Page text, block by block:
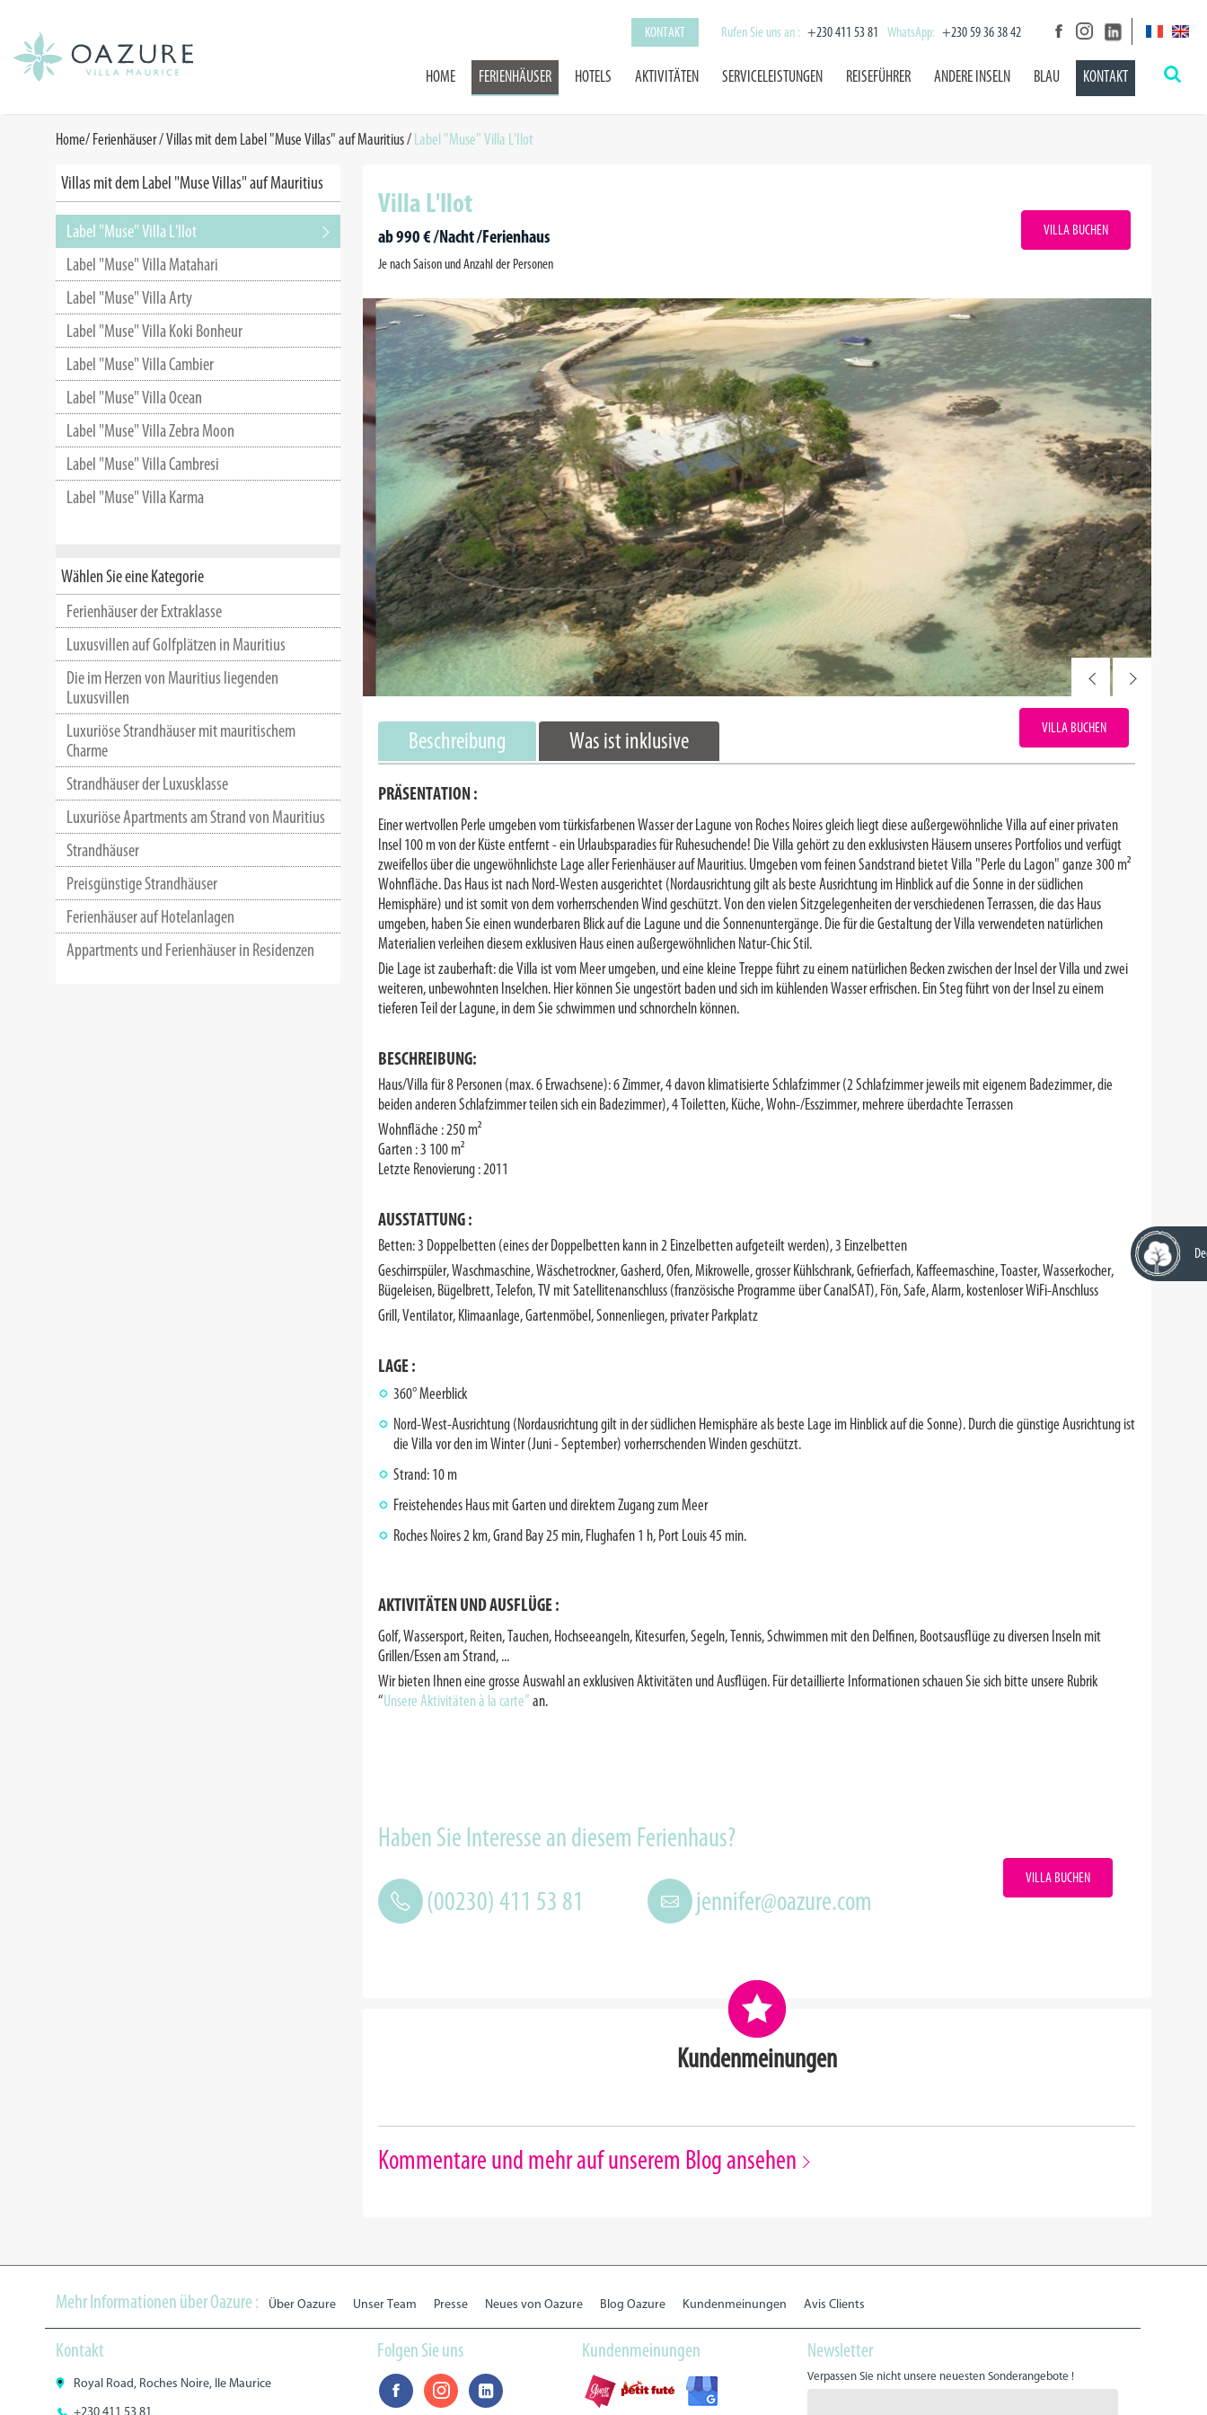
KONTAKT Rufen Sie uns an : +230 411 53 81 WhatsApp: +230 59 36 38 42
HOME FERIENHÄUSER HOTELS AKTIVITÄTEN SERVICELEISTUNGEN REISEFÜHRER ANDERE INSELN BLAU KONTAKT
Home/Ferienhäuser/Villas mit dem Label "Muse Villas" auf Mauritius/Label "Muse" Villa L'Ilot
Villas mit dem Label "Muse Villas" auf Mauritius
Label "Muse" Villa L'Ilot
Label "Muse" Villa Matahari
Label "Muse" Villa Arty
Label "Muse" Villa Koki Bonheur
Label "Muse" Villa Cambier
Label "Muse" Villa Ocean
Label "Muse" Villa Zebra Moon
Label "Muse" Villa Cambresi
Label "Muse" Villa Karma
Wählen Sie eine Kategorie
Ferienhäuser der Extraklasse
Luxusvillen auf Golfplätzen in Mauritius
Die im Herzen von Mauritius liegenden
Luxusvillen
Luxuriöse Strandhäuser mit mauritischem
Charme
Strandhäuser der Luxusklasse
Luxuriöse Apartments am Strand von Mauritius
Strandhäuser
Preisgünstige Strandhäuser
Ferienhäuser auf Hotelanlagen
Appartments und Ferienhäuser in Residenzen
Villa L'Ilot
ab 990 € /Nacht /Ferienhaus
Je nach Saison und Anzahl der Personen
VILLA BUCHEN
Beschreibung Was ist inklusive VILLA BUCHEN
PRÄSENTATION :
Einer wertvollen Perle umgeben vom türkisfarbenen Wasser der Lagune von Roches Noires gleich liegt diese außergewöhnliche Villa auf einer privaten
Insel 100 m von der Küste entfernt - ein Urlaubsparadies für Ruhesuchende! Die Villa gehört zu den exklusivsten Häusern unseres Portfolios und verfügt
zweifellos über die ungewöhnlichste Lage aller Ferienhäuser auf Mauritius. Umgeben vom feinen Sandstrand bietet Villa "Perle du Lagon" ganze 300 m²
Wohnfläche. Das Haus ist nach Nord-Westen ausgerichtet (Nordausrichtung gilt als beste Ausrichtung im Hinblick auf die Sonne in der südlichen
Hemisphäre) und ist somit von dem vorherrschenden Wind geschützt. Von den vielen Sitzgelegenheiten der verschiedenen Terrassen, die das Haus
umgeben, haben Sie einen wunderbaren Blick auf die Lagune und die Sonnenuntergänge. Die für die Gestaltung der Villa verwendeten natürlichen
Materialien verleihen diesem exklusiven Haus einen außergewöhnlichen Natur-Chic Stil.
Die Lage ist zauberhaft: die Villa ist vom Meer umgeben, und eine kleine Treppe führt zu einem natürlichen Becken zwischen der Insel der Villa und zwei
weiteren, unbewohnten Inselchen. Hier können Sie ungestört baden und sich im kühlenden Wasser erfrischen. Ein Steg führt von der Insel zu einem
tieferen Teil der Lagune, in dem Sie schwimmen und schnorcheln können.
BESCHREIBUNG:
Haus/Villa für 8 Personen (max. 6 Erwachsene): 6 Zimmer, 4 davon klimatisierte Schlafzimmer (2 Schlafzimmer jeweils mit eigenem Badezimmer, die
beiden anderen Schlafzimmer teilen sich ein Badezimmer), 4 Toiletten, Küche, Wohn-/Esszimmer, mehrere überdachte Terrassen
Wohnfläche : 250 m²
Garten : 3 100 m²
Letzte Renovierung : 2011
AUSSTATTUNG :
Betten: 3 Doppelbetten (eines der Doppelbetten kann in 2 Einzelbetten aufgeteilt werden), 3 Einzelbetten
Geschirrspüler, Waschmaschine, Wäschetrockner, Gasherd, Ofen, Mikrowelle, grosser Kühlschrank, Gefrierfach, Kaffeemaschine, Toaster, Wasserkocher,
Bügeleisen, Bügelbrett, Telefon, TV mit Satellitenanschluss (französische Programme über CanalSAT), Fön, Safe, Alarm, kostenloser WiFi-Anschluss
Grill, Ventilator, Klimaanlage, Gartenmöbel, Sonnenliegen, privater Parkplatz
LAGE :
360° Meerblick
Nord-West-Ausrichtung (Nordausrichtung gilt in der südlichen Hemisphäre als beste Lage im Hinblick auf die Sonne). Durch die günstige Ausrichtung ist
die Villa vor den im Winter (Juni - September) vorherrschenden Winden geschützt.
Strand: 10 m
Freistehendes Haus mit Garten und direktem Zugang zum Meer
Roches Noires 2 km, Grand Bay 25 min, Flughafen 1 h, Port Louis 45 min.
AKTIVITÄTEN UND AUSFLÜGE :
Golf, Wassersport, Reiten, Tauchen, Hochseeangeln, Kitesurfen, Segeln, Tennis, Schwimmen mit den Delfinen, Bootsausflüge zu diversen Inseln mit
Grillen/Essen am Strand, ...
Wir bieten Ihnen eine grosse Auswahl an exklusiven Aktivitäten und Ausflügen. Für detaillierte Informationen schauen Sie sich bitte unsere Rubrik
“Unsere Aktivitäten à la carte”an.
Haben Sie Interesse an diesem Ferienhaus?
(00230) 411 53 81
jennifer@oazure.com
VILLA BUCHEN
Kundenmeinungen
Kommentare und mehr auf unserem Blog ansehen
Mehr Informationen über Oazure : Über Oazure Unser Team Presse Neues von Oazure Blog Oazure Kundenmeinungen Avis Clients
Kontakt
Royal Road, Roches Noire, Ile Maurice
+230 411 53 81
Folgen Sie uns Kundenmeinungen Newsletter
Verpassen Sie nicht unsere neuesten Sonderangebote !